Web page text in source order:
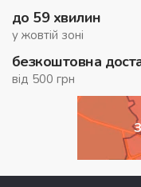
до 59 хвилин
у жовтій зоні
безкоштовна
від 500 грн